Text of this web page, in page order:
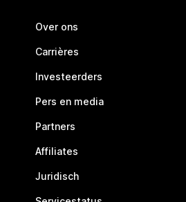
Over ons
Carrières
Investeerders
Pers en media
Partners
Affiliates
Juridisch